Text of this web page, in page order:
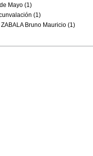
Mayo (1)
(1)
ZABALA Bruno Mauricio (1)